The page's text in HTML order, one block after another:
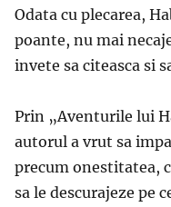
Odata cu plecarea,
poante, nu mai
invete sa citeasca si
Prin „Aventurile lui
autorul a vrut sa
precum onestitatea,
sa le descurajeze pe